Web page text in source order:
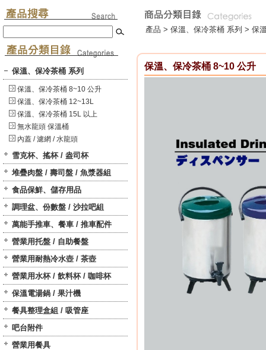
保溫、保冷茶桶 系列
保溫、保冷茶桶 8~10 公升
保溫、保冷茶桶 12~13L
保溫、保冷茶桶 15L 以上
無水龍頭 保溫桶
內蓋 / 濾網 / 水龍頭
雪克杯、搖杯 / 盎司杯
堆疊肉盤 / 壽司盤 / 魚漿器組
食品保鮮、儲存用品
調理盆、份數盤 / 沙拉吧組
萬能手推車、餐車 / 推車配件
營業用托盤 / 自助餐盤
營業用耐熱冷水壺 / 茶壺
營業用水杯 / 飲料杯 / 咖啡杯
保溫電湯鍋 / 果汁機
餐具整理盒組 / 吸管座
吧台附件
營業用餐具
產品 > 保溫、保冷茶桶 系列 > 保
保溫、保冷茶桶 8~10 公升